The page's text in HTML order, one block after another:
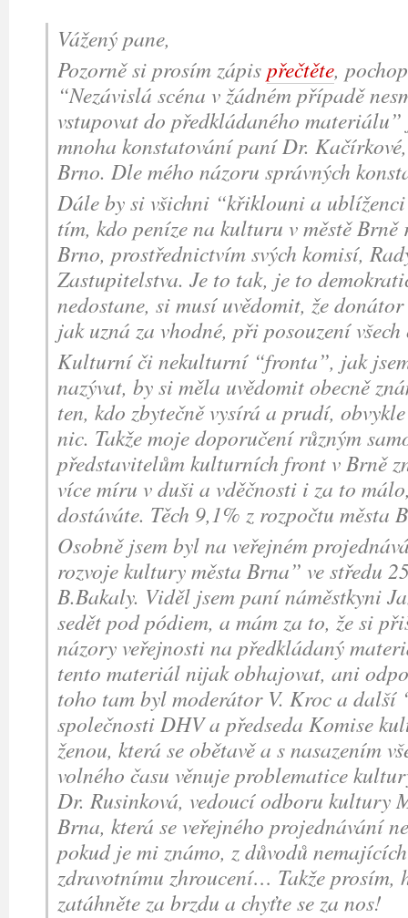
Vážený pane,
Pozorně si prosím zápis přečtěte,
“Nezávislá scéna v žádném případě
vstupovat do předkládaného
mnoha konstatování paní Dr.
Brno. Dle mého názoru správných
Dále by si všichni “křiklouni a
tím, kdo peníze na kulturu v městě Brně
Brno, prostřednictvím svých komisí,
Zastupitelstva. Je to tak, je to
nedostane, si musí uvědomit, že
jak uzná za vhodné, při posouzení
Kulturní či nekulturní “fronta”, jak
nazývat, by si měla uvědomit obecně
ten, kdo zbytečně vysírá a prudí,
nic. Takže moje doporučení různým
představitelům kulturních front v Brně
více míru v duši a vděčnosti i za to
dostáváte. Těch 9,1% z rozpočtu města
Osobně jsem byl na veřejném
rozvoje kultury města Brna” ve středu
B.Bakaly. Viděl jsem paní náměstkyni
sedět pod pódiem, a mám za to, že si
názory veřejnosti na předkládaný
tento materiál nijak obhajovat, ani
toho tam byl moderátor V. Kroc a další
společnosti DHV a předseda Komise
ženou, která se obětavě a s nasazením
volného času věnuje problematice
Dr. Rusinková, vedoucí odboru kultury
Brna, která se veřejného projednávání
pokud je mi známo, z důvodů
zdravotnímu zhroucení… Takže prosím,
zatáhněte za brzdu a chyťte se za nos!